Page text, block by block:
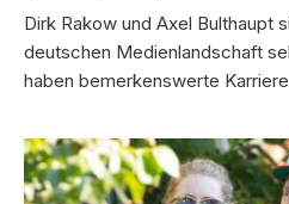
Dirk Rakow und Axel Bulthaupt
deutschen Medienlandschaft
haben bemerkenswerte